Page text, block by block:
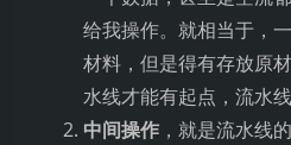
给我操作。就相当于，
材料，但是得有存放原
水线才能有起点，流水
中间操作 ，就是流水线